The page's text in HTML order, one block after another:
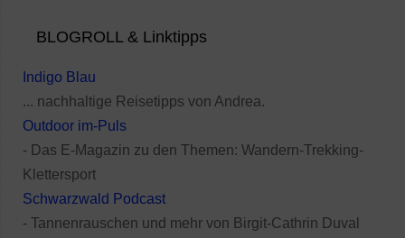
BLOGROLL & Linktipps
Indigo Blau
... nachhaltige Reisetipps von Andrea.
Outdoor im-Puls
- Das E-Magazin zu den Themen: Wandern-Trekking-
Klettersport
Schwarzwald Podcast
- Tannenrauschen und mehr von Birgit-Cathrin Duval